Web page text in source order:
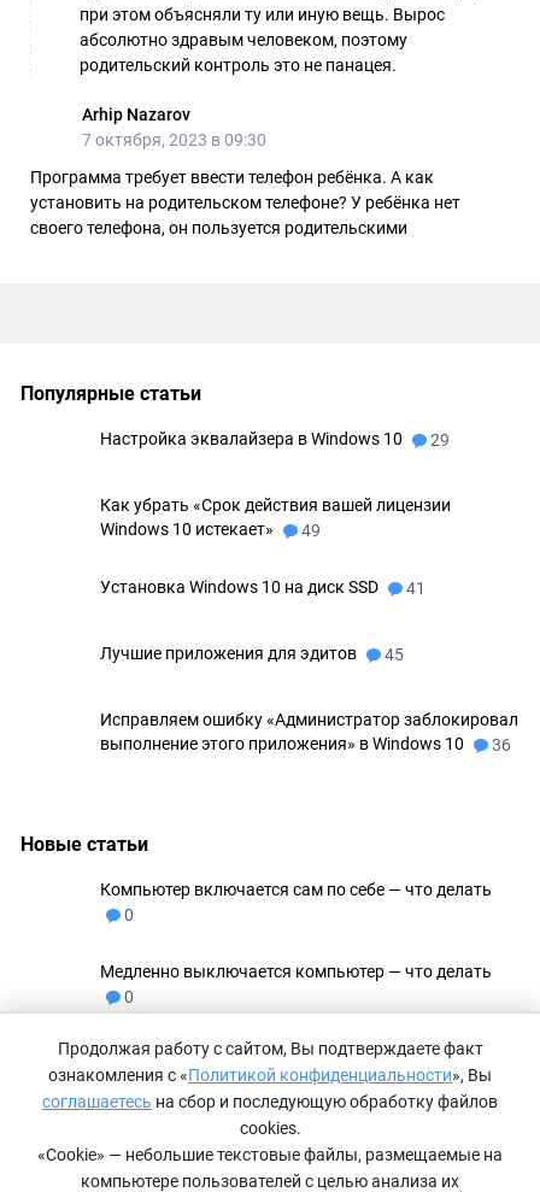
Популярные статьи
Настройка эквалайзера в Windows 10 29
Как убрать «Срок действия вашей лицензии
Windows 10 истекает»
49
Установка Windows 10 на диск SSD 41
Лучшие приложения для эдитов 45
Исправляем ошибку «Администратор заблокировал
выполнение этого приложения» в Windows 10
36
Новые статьи
Компьютер включается сам по себе — что делать
0
Медленно выключается компьютер — что делать
0
Не удаляются файлы с флешки 0
Как сделать невидимую папку в Windows 11
Компьютер не видит принтер — что делать
при этом объясняли ту или иную вещь. Вырос
абсолютно здравым человеком, поэтому
родительский контроль это не панацея.
Arhip Nazarov
7 октября, 2023 в 09:30
Программа требует ввести телефон ребёнка. А как
установить на родительском телефоне? У ребёнка нет
своего телефона, он пользуется родительскими
Продолжая работу с сайтом, Вы подтверждаете факт
ознакомления с «Политикой конфиденциальности», Вы
соглашаетесь на сбор и последующую обработку файлов
cookies.
«Cookie» — небольшие текстовые файлы, размещаемые на
компьютере пользователей с целью анализа их